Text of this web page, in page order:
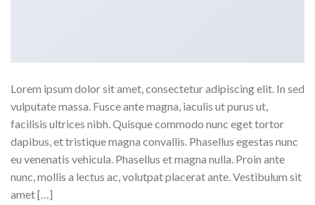
Lorem ipsum dolor sit amet, consectetur adipiscing elit. In sed
vulputate massa. Fusce ante magna, iaculis ut purus ut,
facilisis ultrices nibh. Quisque commodo nunc eget tortor
dapibus, et tristique magna convallis. Phasellus egestas nunc
eu venenatis vehicula. Phasellus et magna nulla. Proin ante
nunc, mollis a lectus ac, volutpat placerat ante. Vestibulum sit
amet […]